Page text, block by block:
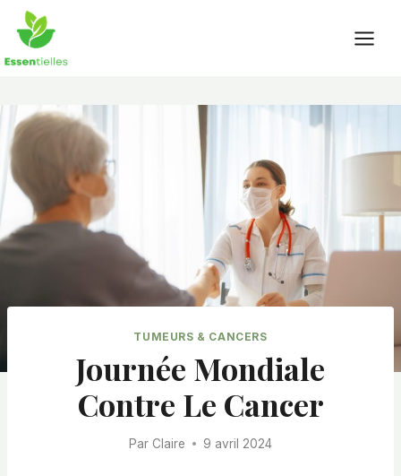
Skip
content
TUMEURS & CANCERS
Journée Mondiale
Contre Le Cancer
Par Claire 9 avril 2024